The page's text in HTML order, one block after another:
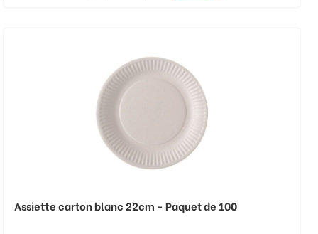
Assiette carton blanc 22cm - Paquet de 100